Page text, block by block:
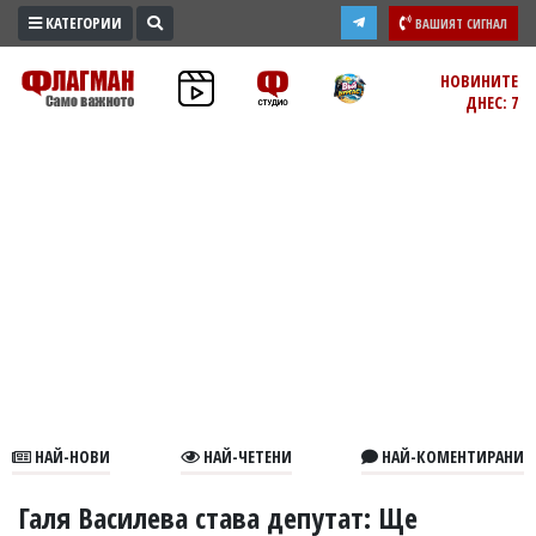
ПРОМО
ЗОНА
В
КАТЕГОРИИ ВАШИЯТ СИГНАЛ
НОВИНИТЕ
ДНЕС: 7
НАЙ-НОВИ НАЙ-ЧЕТЕНИ НАЙ-КОМЕНТИРАНИ
Галя Василева става депутат: Ще